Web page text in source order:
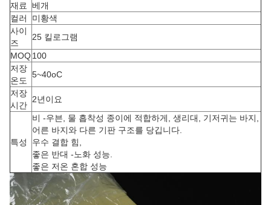
재료
베개
컬러
미황색
사이
즈
25 킬로그램
MOQ100
저장
온도
5~40oC
저장
시간
2년이요
특성
비 -우븐, 물 흡착성 종이에 적합하게, 생리대, 기저귀는 바지,
어른 바지와 다른 기판 구조를 당깁니다.
우수 결합 힘,
좋은 반대 -노화 성능.
좋은 저온 혼합 성능